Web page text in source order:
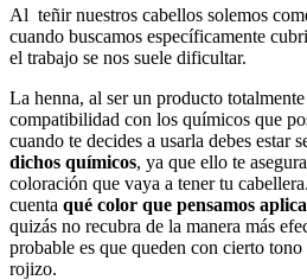
Al teñir nuestros cabellos solemos
cuando buscamos específicamente
el trabajo se nos suele dificultar.
La henna, al ser un producto
compatibilidad con los químicos que
cuando te decides a usarla debes estar
dichos químicos, ya que ello te
coloración que vaya a tener tu
cuenta qué color que pensamos
quizás no recubra de la manera más
probable es que queden con cierto
rojizo.